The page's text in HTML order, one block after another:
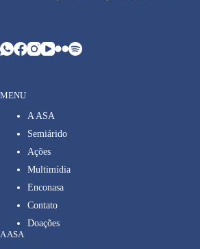
MENU
A ASA
Semiárido
Ações
Multimídia
Enconasa
Contato
Doações
A ASA